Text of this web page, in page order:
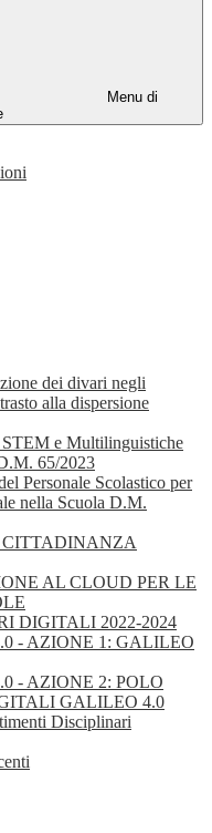
Menu di
dei divari negli
alla dispersione
e Multilinguistiche
65/2023
Personale Scolastico per
nella Scuola D.M.
CITTADINANZA
AL CLOUD PER LE
DIGITALI 2022-2024
- AZIONE 1: GALILEO
- AZIONE 2: POLO
GALILEO 4.0
Disciplinari